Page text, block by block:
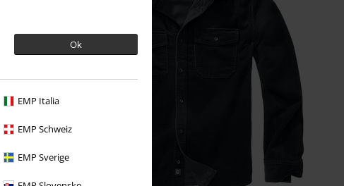
Ok
EMP Italia
EMP Schweiz
EMP Sverige